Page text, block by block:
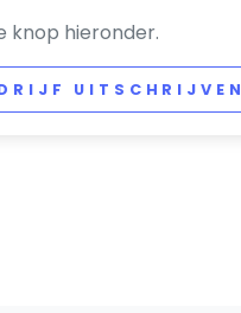
knop hieronder.
UITSCHRIJVEN